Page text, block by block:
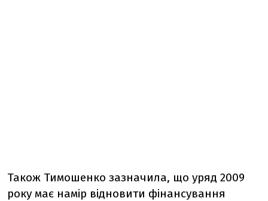
Також Тимошенко зазначила, що уряд 2009
року має намір відновити фінансування